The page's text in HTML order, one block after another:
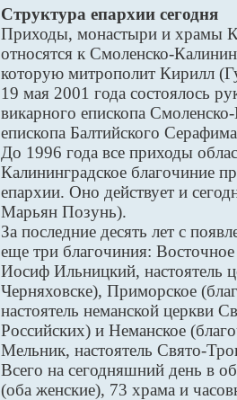
Структура епархии сегодня
Приходы, монастыри и храмы
относятся к Смоленско-
которую митрополит Кирилл
19 мая 2001 года состоялось
викарного епископа
епископа Балтийского
До 1996 года все приходы
Калининградское благочиние
епархии. Оно действует и
Марьян Позунь).
За последние десять лет с
еще три благочиния:
Иосиф Ильницкий, настоятель
Черняховске), Приморское
настоятель неманской церкви
Российских) и Неманское
Мельник, настоятель Свято-
Всего на сегодняшний день в
(оба женские), 73 храма и